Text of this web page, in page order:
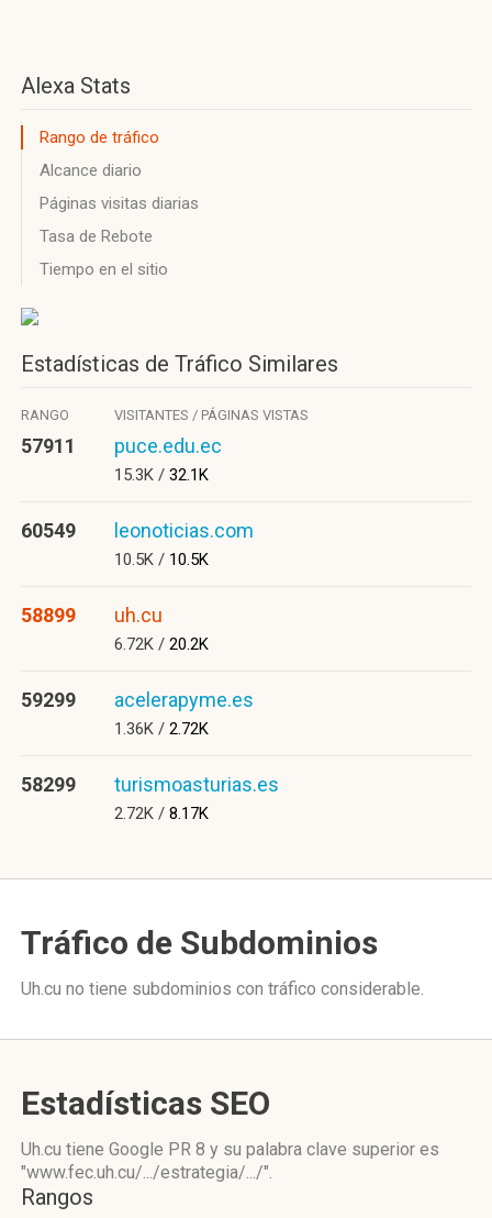
Alexa Stats
Rango de tráfico
Alcance diario
Páginas visitas diarias
Tasa de Rebote
Tiempo en el sitio
Estadísticas de Tráfico Similares
RANGO VISITANTES / PÁGINAS VISTAS
57911 puce.edu.ec
15.3K / 32.1K
60549 leonoticias.com
10.5K / 10.5K
58899 uh.cu
6.72K / 20.2K
59299 acelerapyme.es
1.36K / 2.72K
58299 turismoasturias.es
2.72K / 8.17K
Tráfico de Subdominios
Uh.cu no tiene subdominios con tráfico considerable.
Estadísticas SEO
Uh.cu tiene Google PR 8 y su palabra clave superior es
"www.fec.uh.cu/.../estrategia/.../".
Rangos